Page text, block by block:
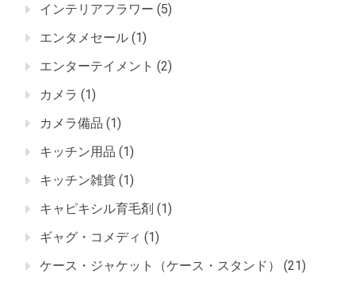
インテリアフラワー (5)
エンタメセール (1)
エンターテイメント (2)
カメラ (1)
カメラ備品 (1)
キッチン用品 (1)
キッチン雑貨 (1)
キャピキシル育毛剤 (1)
ギャグ・コメディ (1)
ケース・ジャケット（ケース・スタンド）
(21)